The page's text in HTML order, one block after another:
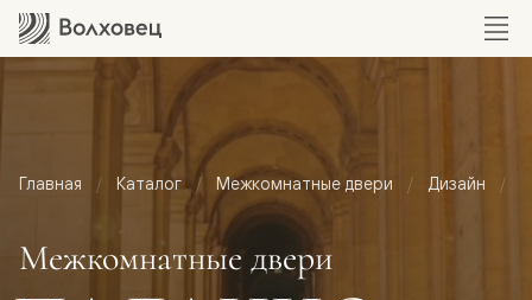
Главная Каталог Межкомнатные двери Дизайн
Межкомнатные двери